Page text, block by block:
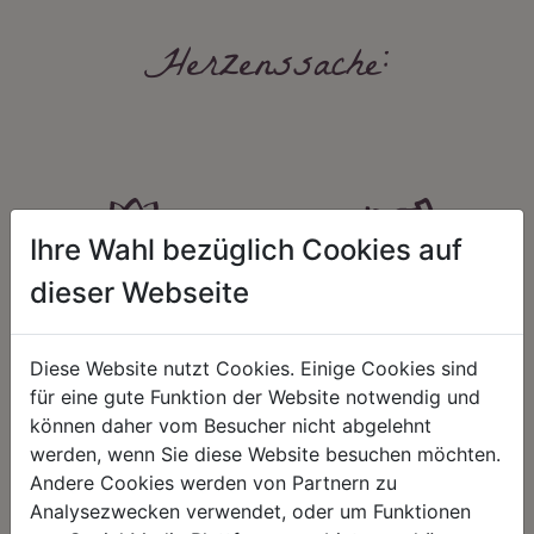
Herzenssache:
HARMONIE
Unser Sortiment steht für ein
schenken natürliche, stilvolle
Momente für harmonische Stunden
zu Hause – den Ort, an dem
Menschen sich geborgen fühlen und
positive Energie schöpfen.
Nicht immer ist der günstigste Preis
fair – im Hinblick auf unsere
Kalkulation, angemessene
Entlohnung und unsere
nachhaltigen, gewachsenen
Geschäftsbeziehungen.
Ihre Wahl bezüglich Cookies auf
dieser Webseite
Diese Website nutzt Cookies. Einige Cookies sind
für eine gute Funktion der Website notwendig und
können daher vom Besucher nicht abgelehnt
werden, wenn Sie diese Website besuchen möchten.
Andere Cookies werden von Partnern zu
Analysezwecken verwendet, oder um Funktionen